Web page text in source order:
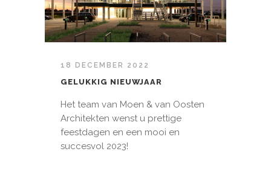
18 DECEMBER 2022
GELUKKIG NIEUWJAAR
Het team van Moen & van Oosten
Architekten wenst u prettige
feestdagen en een mooi en
succesvol 2023!